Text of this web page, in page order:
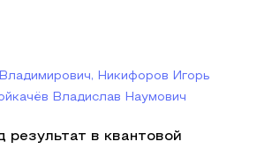
Никифоров Игорь
Владислав Наумович
результат в квантовой